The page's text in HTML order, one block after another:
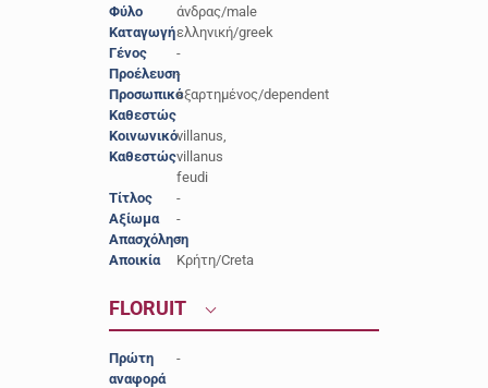
Φύλο
άνδρας/male
Καταγωγήελληνική/greek
Γένος
-
Προέλευση-
Προσωπικό
Καθεστώς
εξαρτημένος/dependent
Κοινωνικό
Καθεστώς
villanus,
villanus
feudi
Τίτλος
-
Αξίωμα
-
Απασχόληση
-
Αποικία
Κρήτη/Creta
FLORUIT
Πρώτη
αναφορά
-